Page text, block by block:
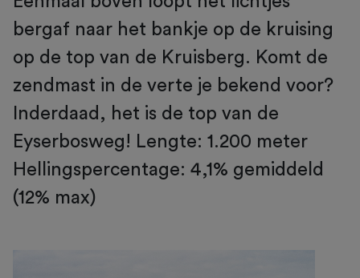
bergaf naar het bankje op de kruising
op de top van de Kruisberg. Komt de
zendmast in de verte je bekend voor?
Inderdaad, het is de top van de
Eyserbosweg! Lengte: 1.200 meter
Hellingspercentage: 4,1% gemiddeld
(12% max)